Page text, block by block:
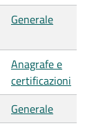
Generale
Anagrafe e
certificazioni
Generale